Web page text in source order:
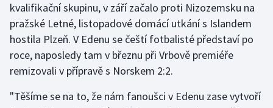
Florbal
Futsal
kvalifikační skupinu, v září začalo proti Nizozemsku na
pražské Letné, listopadové domácí utkání s Islandem
hostila Plzeň. V Edenu se čeští fotbalisté představí po
roce, naposledy tam v březnu při Vrbově premiéře
remizovali v přípravě s Norskem 2:2.
"Těšíme se na to, že nám fanoušci v Edenu zase vytvoří